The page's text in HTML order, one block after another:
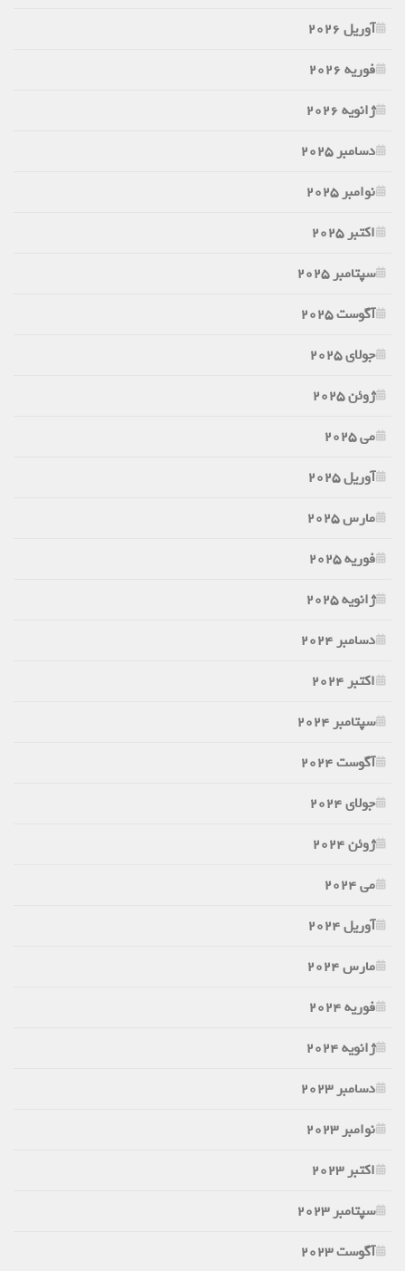
آوریل 2026
فوریه 2026
ژانویه 2026
دسامبر 2025
نوامبر 2025
اکتبر 2025
سپتامبر 2025
آگوست 2025
جولای 2025
ژوئن 2025
می 2025
آوریل 2025
مارس 2025
فوریه 2025
ژانویه 2025
دسامبر 2024
اکتبر 2024
سپتامبر 2024
آگوست 2024
جولای 2024
ژوئن 2024
می 2024
آوریل 2024
مارس 2024
فوریه 2024
ژانویه 2024
دسامبر 2023
نوامبر 2023
اکتبر 2023
سپتامبر 2023
آگوست 2023